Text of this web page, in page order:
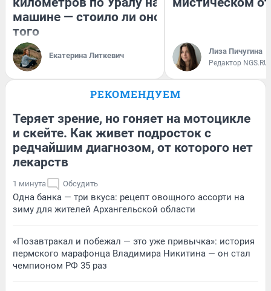
машине — стоило ли оно
того
Екатерина Литкевич Лиза Пичугина
Редактор NGS.RU
РЕКОМЕНДУЕМ
Теряет зрение, но гоняет на мотоцикле
и скейте. Как живет подросток с
редчайшим диагнозом, от которого нет
лекарств
1 минута Обсудить
Одна банка — три вкуса: рецепт овощного ассорти на
зиму для жителей Архангельской области
«Позавтракал и побежал — это уже привычка»: история
пермского марафонца Владимира Никитина — он стал
чемпионом РФ 35 раз